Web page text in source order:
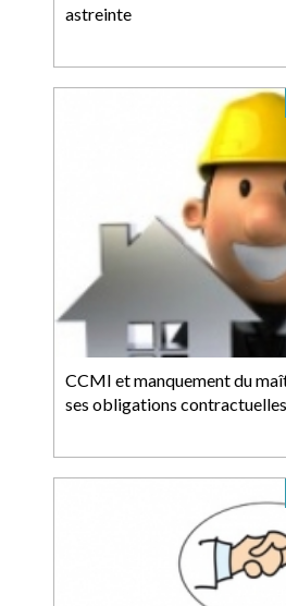
astreinte
CCMI et manquement du
ses obligations contractuelles